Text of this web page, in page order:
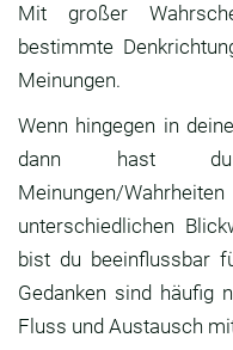
Mit großer
bestimmte
Meinungen.
Wenn hingegen in
dann hast du
Meinungen/
unterschiedlichen
bist du beeinflussbar
Gedanken sind häufig
Fluss und Austausch